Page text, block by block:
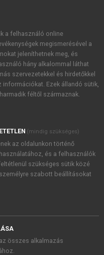
akcióiról.
Zrt. újdonságairól,
foglaltakat tudomásul
, valamint a szotar.netés a
foglaltakat
a felhasználó online
megismerésével a
jeleníthetnek meg, és
hány alkalommal láthat
szervezetekkel és hirdetőkkel
Ezek állandó sütik,
féltől származnak.
(mindig szükséges)
az oldalunkon történő
és a felhasználók
szükséges sütik közé
szabott beállításokat
összes alkalmazás